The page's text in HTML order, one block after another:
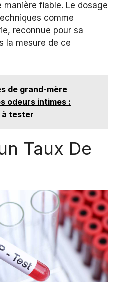
manière fiable. Le dosage
comme
reconnue pour sa
la mesure de ce
de grand-mère
odeurs intimes :
à tester
Taux De